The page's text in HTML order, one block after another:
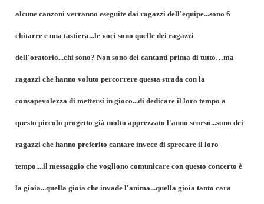
alcune canzoni verranno eseguite dai ragazzi dell'equipe...sono 6
chitarre e una tastiera...le voci sono quelle dei ragazzi
dell'oratorio...chi sono? Non sono dei cantanti prima di tutto…ma
ragazzi che hanno voluto percorrere questa strada con la
consapevolezza di mettersi in gioco...di dedicare il loro tempo a
questo piccolo progetto già molto apprezzato l'anno scorso...sono dei
ragazzi che hanno preferito cantare invece di sprecare il loro
tempo....il messaggio che vogliono comunicare con questo concerto è
la gioia...quella gioia che invade l'anima...quella gioia tanto cara